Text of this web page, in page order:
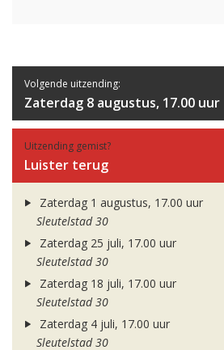
Volgende uitzending:
Zaterdag 8 augustus, 17.00 uur
Uitzending gemist?
Luister terug
Zaterdag 1 augustus, 17.00 uur
Sleutelstad 30
Zaterdag 25 juli, 17.00 uur
Sleutelstad 30
Zaterdag 18 juli, 17.00 uur
Sleutelstad 30
Zaterdag 4 juli, 17.00 uur
Sleutelstad 30